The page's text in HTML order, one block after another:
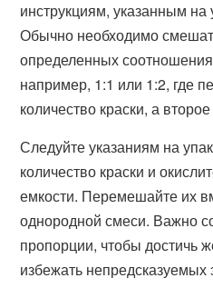
инструкциям, указанным на
Обычно необходимо
определенных
например, 1:1 или 1:2, где
количество краски, а
Следуйте указаниям на
количество краски и
емкости. Перемешайте их
однородной смеси. Важно
пропорции, чтобы достичь
избежать